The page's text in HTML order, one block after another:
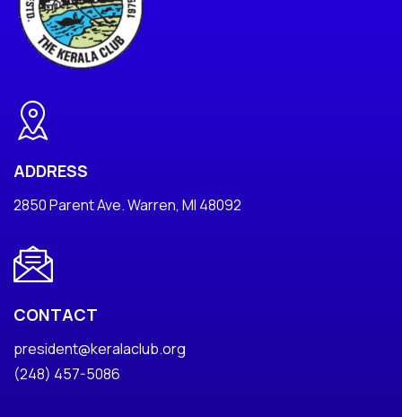
ADDRESS
2850 Parent Ave. Warren, MI 48092
CONTACT
president@keralaclub.org
(248) 457-5086